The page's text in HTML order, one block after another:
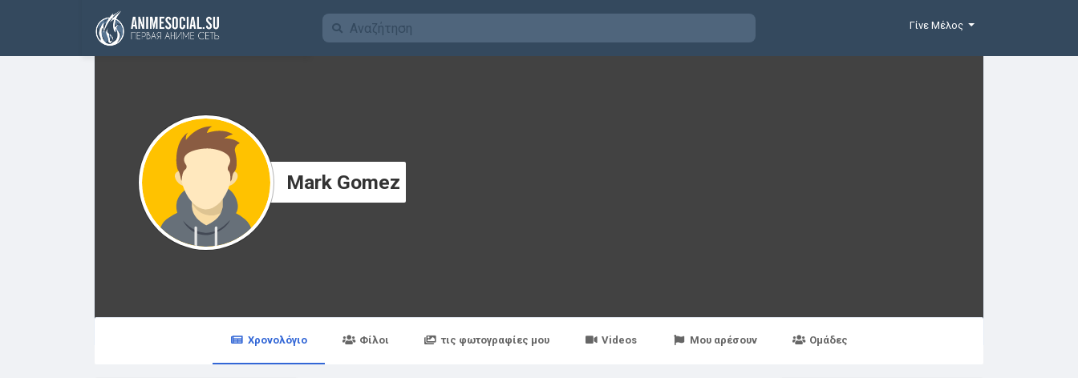
Χρηματοδότηση
Γίνε Μέλος
Mark Gomez
Χρονολόγιο Φίλοι τις φωτογραφίες μου Videos Μου αρέσουν Ομάδες